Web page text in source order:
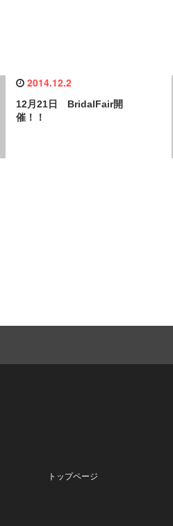
2014.12.2
12月21日 BridalFair開
催！！
トップページ